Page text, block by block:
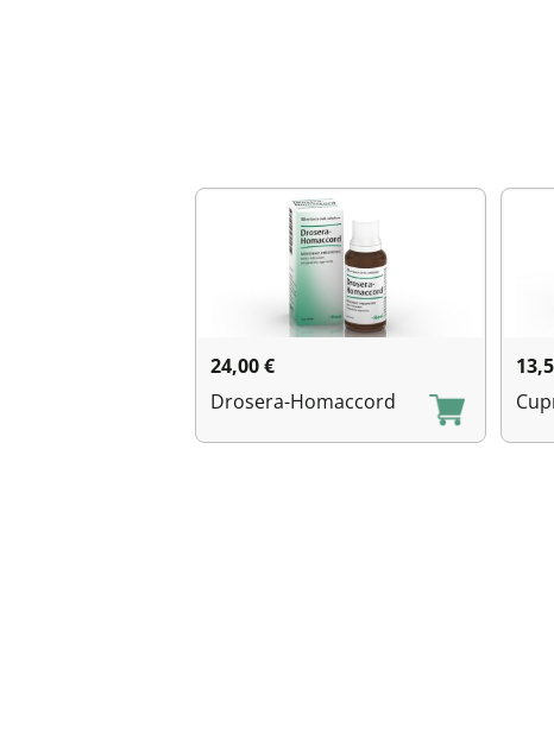
24,00€
Drosera-Homaccord